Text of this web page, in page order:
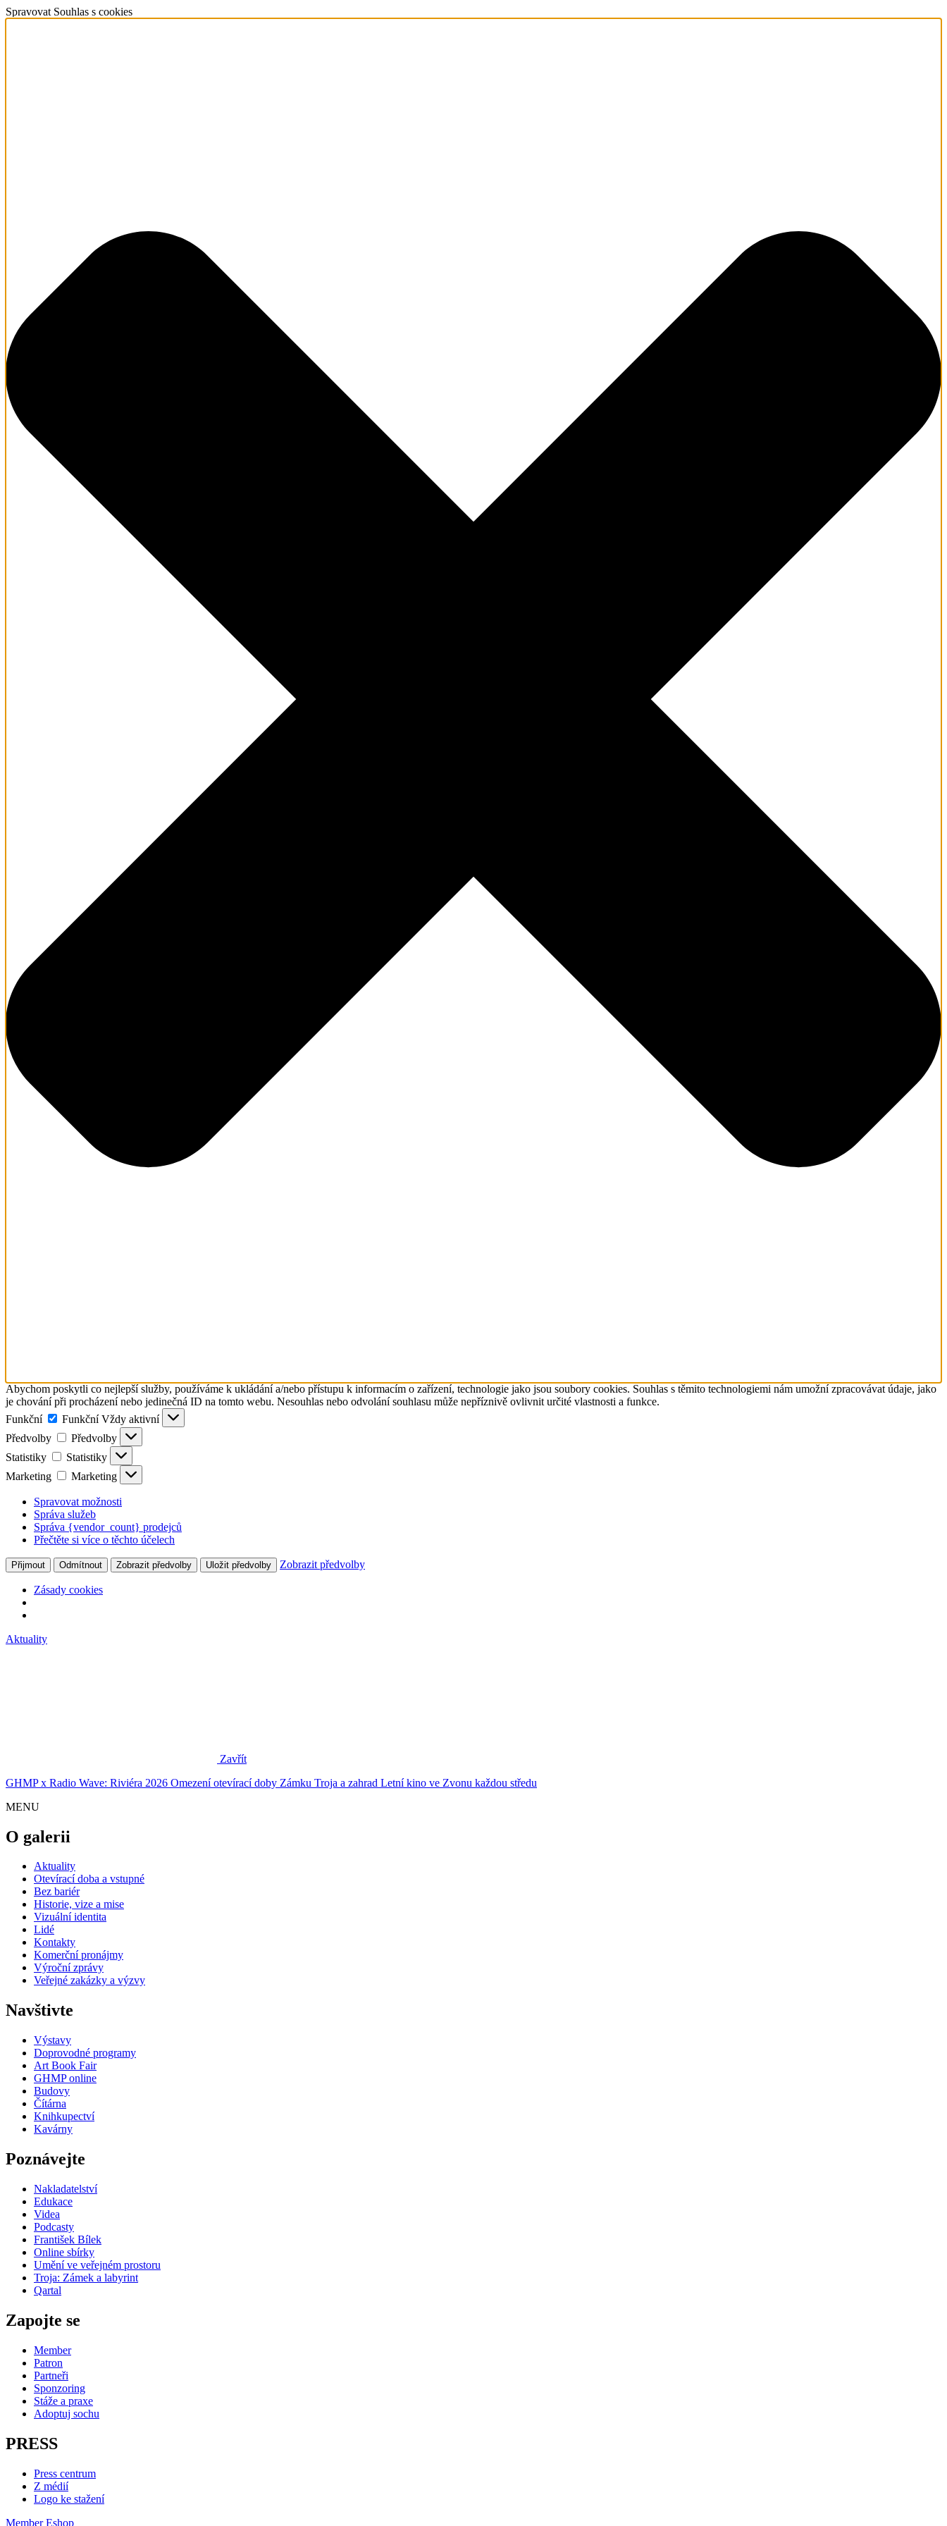
Spravovat Souhlas s cookies
Abychom poskytli co nejlepší služby, používáme k ukládání a/nebo přístupu k informacím o zařízení, technologie jako jsou soubory cookies. Souhlas s těmito technologiemi nám umožní zpracovávat údaje, jako
je chování při procházení nebo jedinečná ID na tomto webu. Nesouhlas nebo odvolání souhlasu může nepříznivě ovlivnit určité vlastnosti a funkce.
Funkční
Funkční Vždy aktivní
Předvolby
Předvolby
Statistiky
Statistiky
Marketing
Marketing
Spravovat možnosti
Správa služeb
Správa {vendor_count} prodejců
Přečtěte si více o těchto účelech
Přijmout Odmítnout Zobrazit předvolby Uložit předvolby Zobrazit předvolby
Zásady cookies
Aktuality
Zavřít
GHMP x Radio Wave: Riviéra 2026 Omezení otevírací doby Zámku Troja a zahrad Letní kino ve Zvonu každou středu
MENU
O galerii
Aktuality
Otevírací doba a vstupné
Bez bariér
Historie, vize a mise
Vizuální identita
Lidé
Kontakty
Komerční pronájmy
Výroční zprávy
Veřejné zakázky a výzvy
Navštivte
Výstavy
Doprovodné programy
Art Book Fair
GHMP online
Budovy
Čítárna
Knihkupectví
Kavárny
Poznávejte
Nakladatelství
Edukace
Videa
Podcasty
František Bílek
Online sbírky
Umění ve veřejném prostoru
Troja: Zámek a labyrint
Qartal
Zapojte se
Member
Patron
Partneři
Sponzoring
Stáže a praxe
Adoptuj sochu
PRESS
Press centrum
Z médií
Logo ke stažení
Member Eshop